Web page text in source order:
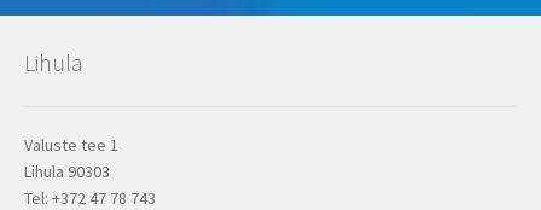
Lihula
Valuste tee 1
Lihula 90303
Tel: +372 47 78 743